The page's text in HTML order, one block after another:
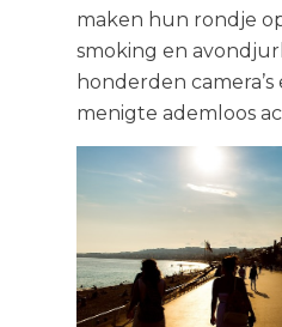
maken hun rondje
smoking en
honderden
menigte ademloos